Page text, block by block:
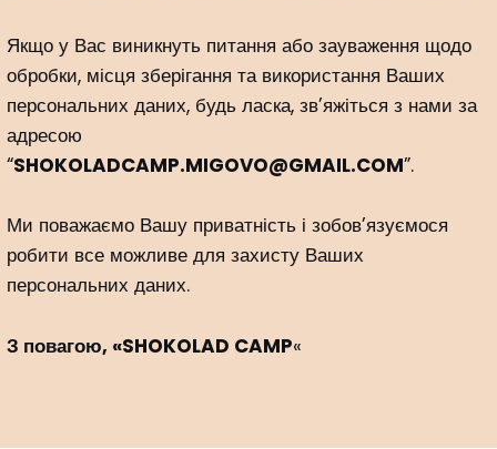
Якщо у Вас виникнуть питання або зауваження щодо
обробки, місця зберігання та використання Ваших
персональних даних, будь ласка, зв’яжіться з нами за
адресою
“SHOKOLADCAMP.MIGOVO@GMAIL.COM”.
Ми поважаємо Вашу приватність і зобов’язуємося
робити все можливе для захисту Ваших
персональних даних.
З повагою, «SHOKOLAD CAMP«